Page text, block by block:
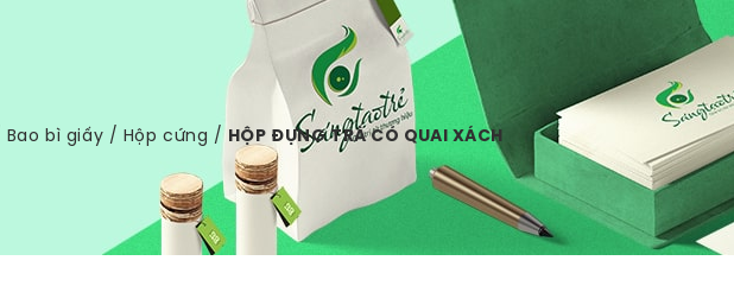
Bao bì giấy / Hộp cứng / HỘP ĐỰNG TRÀ CÓ QUAI XÁCH